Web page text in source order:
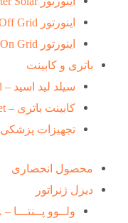
اینورتور Off Grid
اینورتور On Grid
باتری و کابینت
سیلد لید اسید – Sealed Lead Acid
کابینت باتری – Cabinet
تجهیزات پزشکی
محصول انحصاری
دیزل ژنراتور
ولــوو پــنتـــا – VOLVO PENTA